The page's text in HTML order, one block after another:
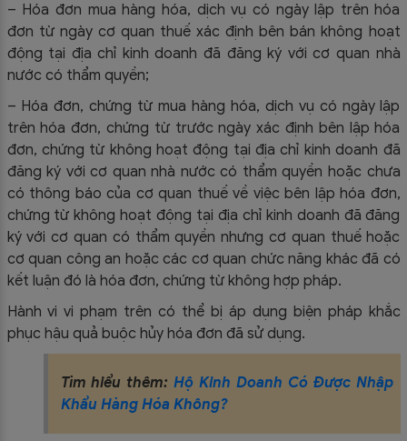
– Hóa đơn mua hàng hóa, dịch vụ có ngày lập trên hóa
đơn từ ngày cơ quan thuế xác định bên bán không hoạt
động tại địa chỉ kinh doanh đã đăng ký với cơ quan nhà
nước có thẩm quyền;
– Hóa đơn, chứng từ mua hàng hóa, dịch vụ có ngày lập
trên hóa đơn, chứng từ trước ngày xác định bên lập hóa
đơn, chứng từ không hoạt động tại địa chỉ kinh doanh đã
đăng ký với cơ quan nhà nước có thẩm quyền hoặc chưa
có thông báo của cơ quan thuế về việc bên lập hóa đơn,
chứng từ không hoạt động tại địa chỉ kinh doanh đã đăng
ký với cơ quan có thẩm quyền nhưng cơ quan thuế hoặc
cơ quan công an hoặc các cơ quan chức năng khác đã có
kết luận đó là hóa đơn, chứng từ không hợp pháp.
Hành vi vi phạm trên có thể bị áp dụng biện pháp khắc
phục hậu quả buộc hủy hóa đơn đã sử dụng.
Tìm hiểu thêm:Hộ Kinh Doanh Có Được Nhập
Khẩu Hàng Hóa Không?